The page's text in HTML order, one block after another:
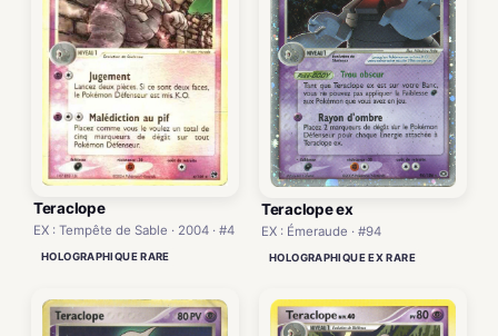
Teraclope
EX : Tempête de Sable · 2004 · #4
HOLOGRAPHIQUE RARE
Teraclope ex
EX : Émeraude · #94
HOLOGRAPHIQUE EX RARE